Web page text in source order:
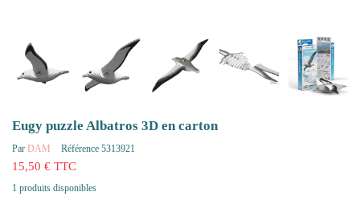
Eugy puzzle Albatros 3D en carton
Par DAM Référence 5313921
15,50 € TTC
1 produits disponibles